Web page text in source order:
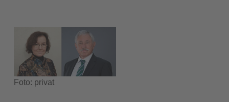
Foto: privat